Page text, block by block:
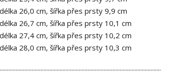
26,0 cm, šířka přes prsty 9,9 cm
26,7 cm, šířka přes prsty 10,1 cm
27,4 cm, šířka přes prsty 10,2 cm
28,0 cm, šířka přes prsty 10,3 cm